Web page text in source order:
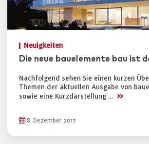
Neuigkeiten
Die neue bauelemente bau ist
Nachfolgend sehen Sie einen kurzen
Themen der aktuellen Ausgabe von
sowie eine Kurzdarstellung … >>
8. Dezember 2017